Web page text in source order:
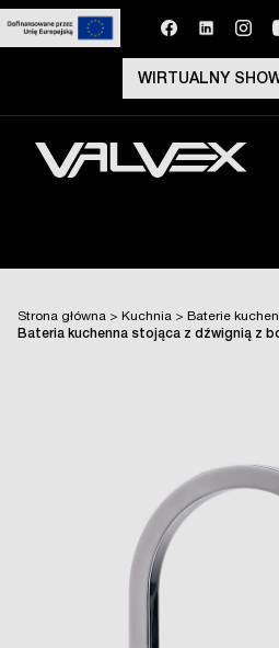
WIRTUALNY
Strona główna > Kuchnia > Baterie
Bateria kuchenna stojąca z dźwignią z